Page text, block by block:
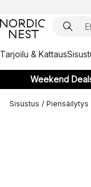
Tarjoilu & Kattaus
Weekend
Sisustus / Piensäilytys